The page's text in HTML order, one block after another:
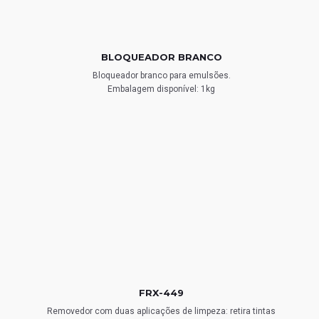
BLOQUEADOR BRANCO
Bloqueador branco para emulsões.
Embalagem disponível: 1kg
FRX-449
Removedor com duas aplicações de limpeza: retira tintas